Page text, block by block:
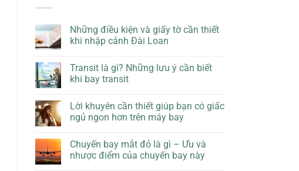
Những điều kiện và giấy tờ cần thiết
khi nhập cảnh Đài Loan
Transit là gì? Những lưu ý cần biết
khi bay transit
Lời khuyên cần thiết giúp bạn có giấc
ngủ ngon hơn trên máy bay
Chuyến bay mắt đỏ là gì – Ưu và
nhược điểm của chuyến bay này